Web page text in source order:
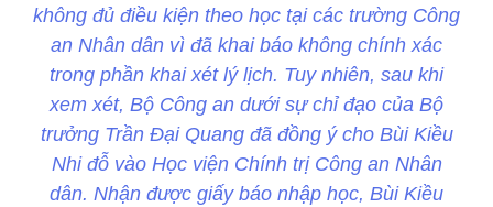
không đủ điều kiện theo học tại các trường Công
an Nhân dân vì đã khai báo không chính xác
trong phần khai xét lý lịch. Tuy nhiên, sau khi
xem xét, Bộ Công an dưới sự chỉ đạo của Bộ
trưởng Trần Đại Quang đã đồng ý cho Bùi Kiều
Nhi đỗ vào Học viện Chính trị Công an Nhân
dân. Nhận được giấy báo nhập học, Bùi Kiều